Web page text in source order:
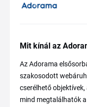
Mit kínál az
Az Adorama
szakosodott
cserélhető
mind megtalálhatók